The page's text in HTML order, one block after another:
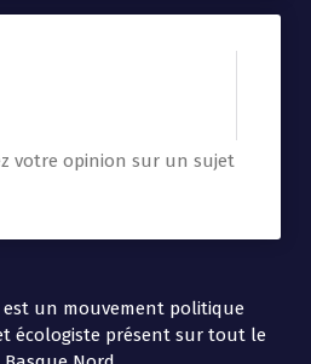
votre opinion sur un sujet
est un mouvement politique
écologiste présent sur tout le